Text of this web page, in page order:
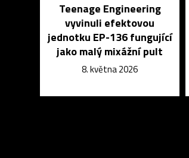
Teenage Engineering
vyvinuli efektovou
jednotku EP-136 fungující
jako malý mixážní pult
8. května 2026